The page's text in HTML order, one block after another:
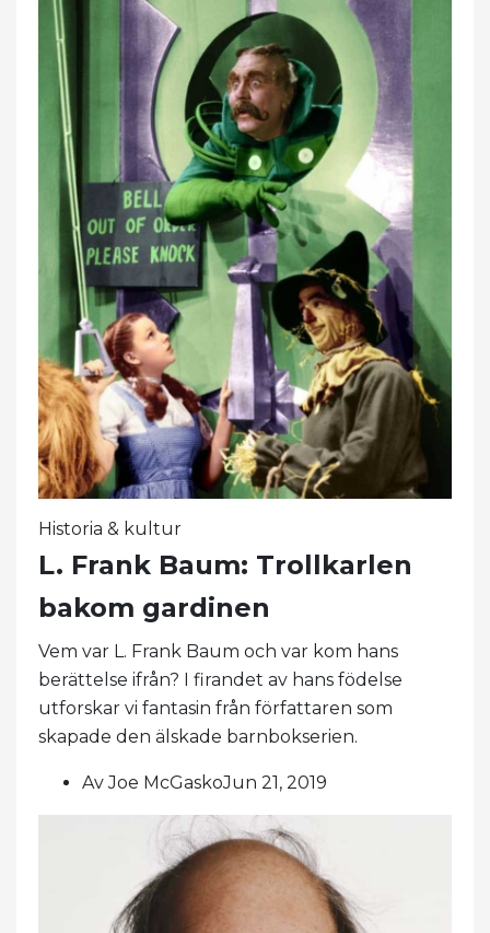
Historia & kultur
L. Frank Baum: Trollkarlen
bakom gardinen
Vem var L. Frank Baum och var kom hans
berättelse ifrån? I firandet av hans födelse
utforskar vi fantasin från författaren som
skapade den älskade barnbokserien.
Av Joe McGaskoJun 21, 2019